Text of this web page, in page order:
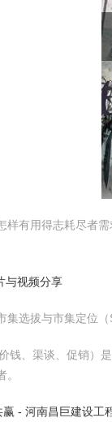
样有用得志耗尽者
与视频分享
集选拔与市集定位
钱、渠谈、促销）
赢 - 河南昌巨建设工